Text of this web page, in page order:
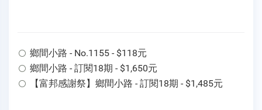
鄉間小路 - No.1155 - $118元
鄉間小路 - 訂閱18期 - $1,650元
【富邦感謝祭】鄉間小路 - 訂閱18期 - $1,485元